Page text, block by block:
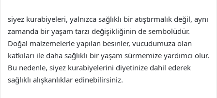
siyez kurabiyeleri, yalnızca sağlıklı bir atıştırmalık değil, aynı
zamanda bir yaşam tarzı değişikliğinin de sembolüdür.
Doğal malzemelerle yapılan besinler, vücudumuza olan
katkıları ile daha sağlıklı bir yaşam sürmemize yardımcı olur.
Bu nedenle, siyez kurabiyelerini diyetinize dahil ederek
sağlıklı alışkanlıklar edinebilirsiniz.